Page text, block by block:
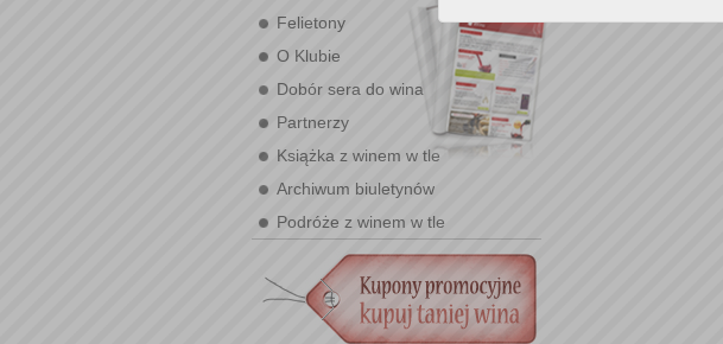
Felietony
O Klubie
Dobór sera do wina
Partnerzy
Książka z winem w tle
Archiwum biuletynów
Podróże z winem w tle